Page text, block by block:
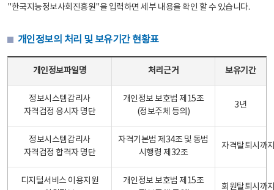
"한국지능정보사회진흥원"을 입력하면 세부 내용을 확인 할 수 있습니다.
개인정보의 처리 및 보유기간 현황표
개인정보파일명 처리근거 보유기간
정보시스템감리사
자격검정 응시자 명단
개인정보 보호법 제15조
(정보주체 등의)
3년
정보시스템감리사
자격검정 합격자 명단
자격기본법 제34조 및 동법
시행령 제32조
자격탈퇴시까
디지털서비스 이용지원
개인정보 보호법 제15조
회원탈퇴시까